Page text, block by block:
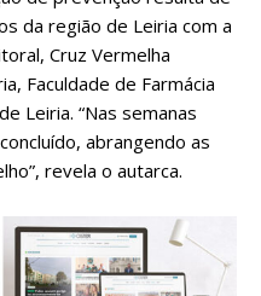
da região de Leiria com a
Cruz Vermelha
Faculdade de Farmácia
Leiria. “Nas semanas
abrangendo as
revela o autarca.